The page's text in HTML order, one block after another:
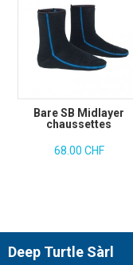
Bare SB Midlayer
chaussettes
68.00 CHF
Deep Turtle Sàrl